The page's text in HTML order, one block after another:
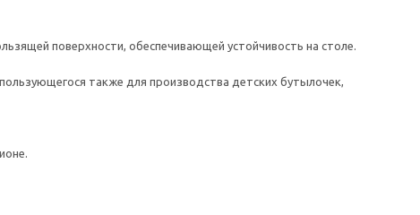
поверхности, обеспечивающей устойчивость на столе.
также для производства детских бутылочек,